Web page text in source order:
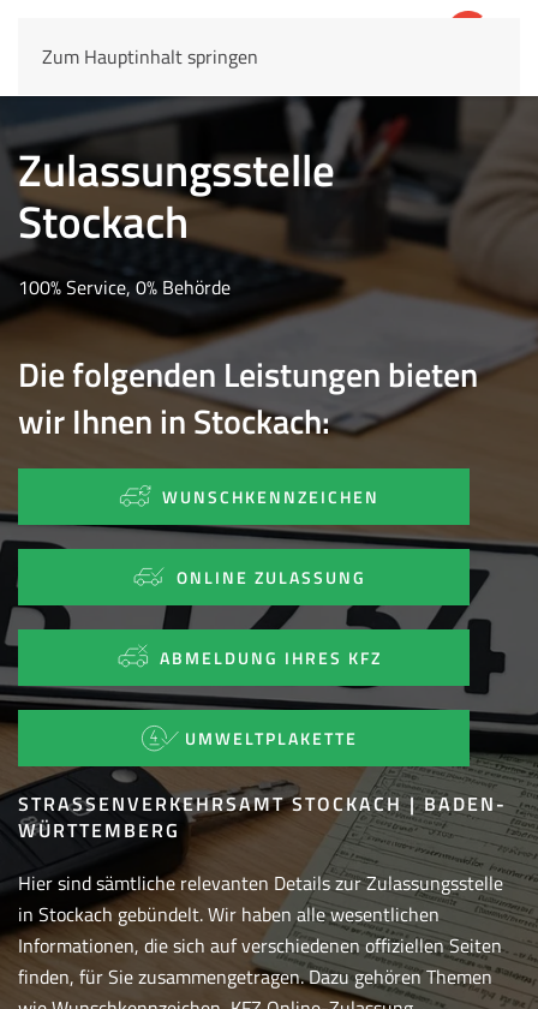
Zum Hauptinhalt springen
Zulassungsstelle
Stockach
100% Service, 0% Behörde
Die folgenden Leistungen bieten
wir Ihnen in Stockach:
WUNSCHKENNZEICHEN
ONLINE ZULASSUNG
ABMELDUNG IHRES KFZ
UMWELTPLAKETTE
STRASSENVERKEHRSAMT STOCKACH | BADEN-W
ÜRTTEMBERG
Hier sind sämtliche relevanten Details zur Zulassungsstelle
in Stockach gebündelt. Wir haben alle wesentlichen
Informationen, die sich auf verschiedenen offiziellen Seiten
finden, für Sie zusammengetragen. Dazu gehören Themen